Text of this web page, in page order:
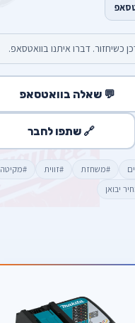
כשיחזור. דברו איתנו בוואטסאפ.
💬 שאלה בוואטסאפ
🔗 שתפו לחבר
#משחזת #זווית
#מקיטה
יבואן